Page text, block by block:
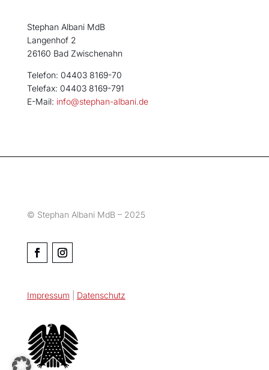
Stephan Albani MdB
Langenhof 2
26160 Bad Zwischenahn
Telefon: 04403 8169-70
Telefax: 04403 8169-791
E-Mail: info@stephan-albani.de
© Stephan Albani MdB – 2025
Impressum Datenschutz